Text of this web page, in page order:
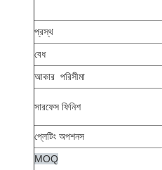
প্রস্থ
বেধ
আকার পরিসীমা
সারফেস ফিনিশ
প্লেটিং অপশনস
MOQ